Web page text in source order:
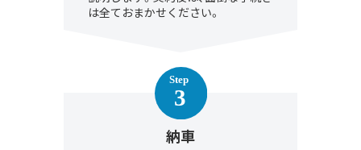
は全ておまかせください。
納車